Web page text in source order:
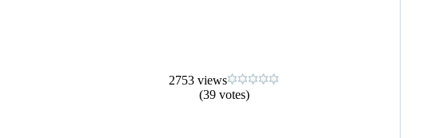
2753 views
(39 votes)